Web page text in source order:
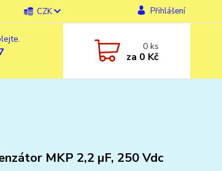
CZK Přihlášení
0ks
za 0 Kč
MKP 2,2 µF, 250 Vdc